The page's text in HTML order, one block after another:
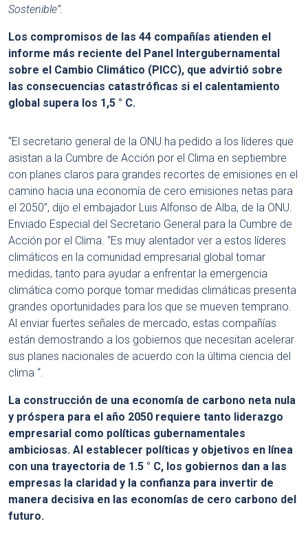
Sostenible”.
Los compromisos de las 44 compañías atienden el
informe más reciente del Panel Intergubernamental
sobre el Cambio Climático (PICC), que advirtió sobre
las consecuencias catastróficas si el calentamiento
global supera los 1,5 ° C.
“El secretario general de la ONU ha pedido a los líderes que
asistan a la Cumbre de Acción por el Clima en septiembre
con planes claros para grandes recortes de emisiones en el
camino hacia una economía de cero emisiones netas para
el 2050”, dijo el embajador Luis Alfonso de Alba, de la ONU.
Enviado Especial del Secretario General para la Cumbre de
Acción por el Clima. “Es muy alentador ver a estos líderes
climáticos en la comunidad empresarial global tomar
medidas, tanto para ayudar a enfrentar la emergencia
climática como porque tomar medidas climáticas presenta
grandes oportunidades para los que se mueven temprano.
Al enviar fuertes señales de mercado, estas compañías
están demostrando a los gobiernos que necesitan acelerar
sus planes nacionales de acuerdo con la última ciencia del
clima “.
La construcción de una economía de carbono neta nula
y próspera para el año 2050 requiere tanto liderazgo
empresarial como políticas gubernamentales
ambiciosas. Al establecer políticas y objetivos en línea
con una trayectoria de 1.5 ° C, los gobiernos dan a las
empresas la claridad y la confianza para invertir de
manera decisiva en las economías de cero carbono del
futuro.